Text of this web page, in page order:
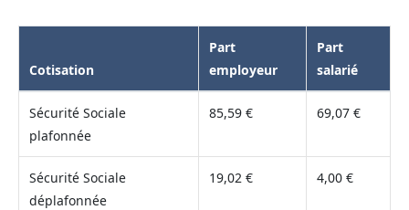
Cotisation
Part
employeur
Part
salarié
Sécurité Sociale
plafonnée
85,59 € 69,07 €
Sécurité Sociale
déplafonnée
19,02 € 4,00 €